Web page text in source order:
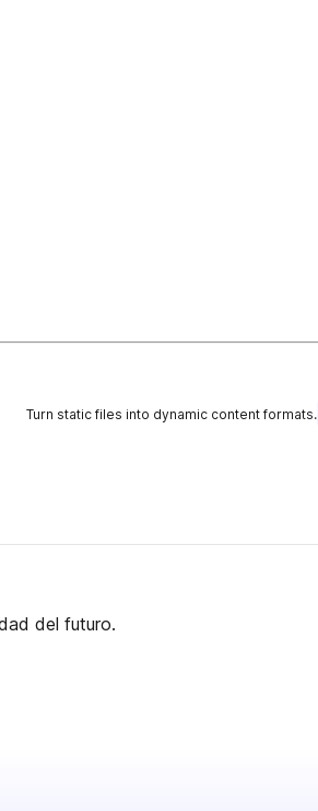
Turn static files into dynamic content formats.
del futuro.